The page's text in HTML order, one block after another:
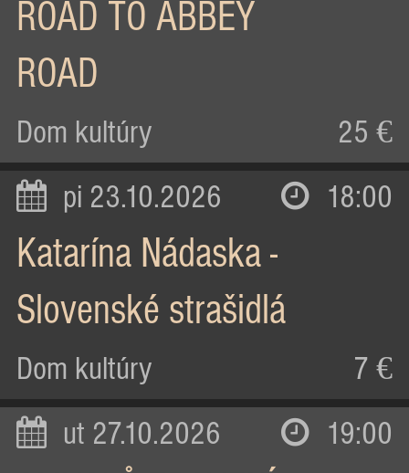
ROAD TO ABBEY
ROAD
Dom kultúry 25 €
pi 23.10.2026 18:00
Katarína Nádaska -
Slovenské strašidlá
Dom kultúry 7 €
ut 27.10.2026 19:00